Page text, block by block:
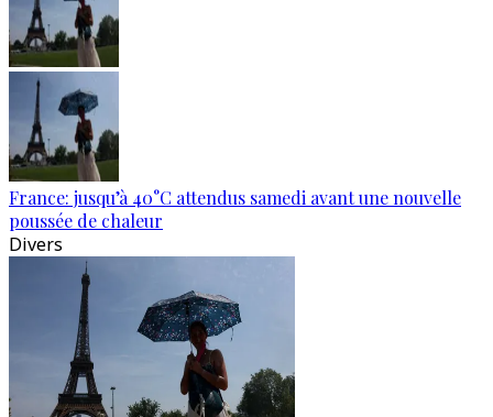
France: jusqu’à 40°C attendus samedi avant une nouvelle
poussée de chaleur
Divers